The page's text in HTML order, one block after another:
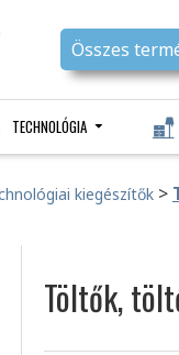
Összes
TECHNOLÓGIA
kiegészítők >
Töltők,